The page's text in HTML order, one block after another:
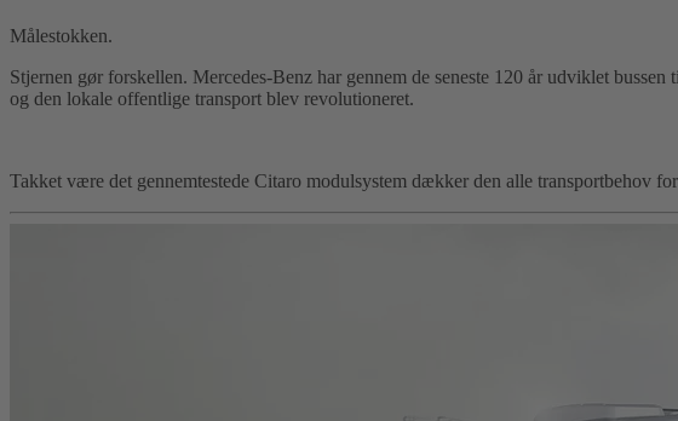
Målestokken.
Stjernen gør forskellen. Mercedes-Benz har gennem de seneste 120 år udviklet
og den lokale offentlige transport blev revolutioneret.
Takket være det gennemtestede Citaro modulsystem dækker den alle transportbehov